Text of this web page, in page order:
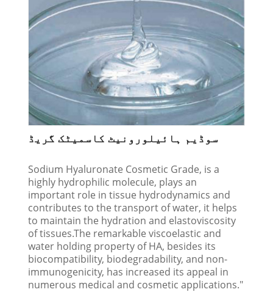
سوڈیم ہائیلورونیٹ کاسمیٹک گریڈ
Sodium Hyaluronate Cosmetic Grade, is a
highly hydrophilic molecule, plays an
important role in tissue hydrodynamics and
contributes to the transport of water, it helps
to maintain the hydration and elastoviscosity
of tissues.The remarkable viscoelastic and
water holding property of HA, besides its
biocompatibility, biodegradability, and non-
immunogenicity, has increased its appeal in
numerous medical and cosmetic applications."